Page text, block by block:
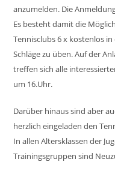
anzumelden. Die
Es besteht damit die
Tennisclubs 6 x kostenlos
Schläge zu üben. Auf der
treffen sich alle
um 16.Uhr.
Darüber hinaus sind aber
herzlich eingeladen den
In allen Altersklassen der
Trainingsgruppen sind